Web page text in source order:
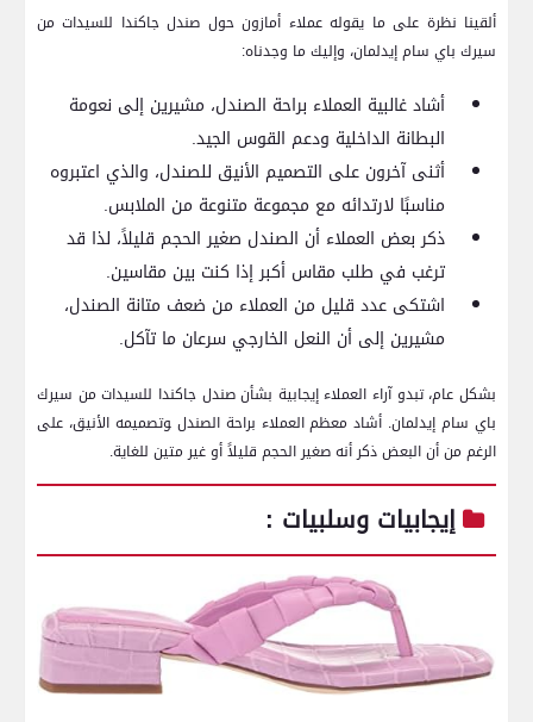
ألقينا نظرة على ما يقوله عملاء أمازون حول ​صندل جاكندا للسيدات من
سيرك باي سام إيدلمان، وإليك ما وجدناه:
أشاد غالبية‍ العملاء براحة الصندل، ​مشيرين إلى نعومة
البطانة الداخلية ودعم القوس الجيد.
أثنى ⁢آخرون على التصميم الأنيق للصندل،⁤ والذي اعتبروه
مناسبًا لارتدائه مع ⁢مجموعة متنوعة من الملابس.
ذكر بعض العملاء أن الصندل صغير⁤ الحجم ⁤قليلاً، لذا⁢ قد
ترغب في ‌طلب مقاس أكبر إذا كنت بين مقاسين.
اشتكى عدد قليل من العملاء من ضعف متانة الصندل،
مشيرين إلى‌ أن النعل الخارجي سرعان ما تآكل.
بشكل عام، تبدو آراء ⁤العملاء إيجابية بشأن صندل جاكندا‍ للسيدات من سيرك
باي سام إيدلمان.⁢ أشاد معظم العملاء براحة الصندل ‍وتصميمه الأنيق، على
الرغم من أن البعض ذكر أنه صغير الحجم قليلاً أو غير متين للغاية.
إيجابيات وسلبيات :